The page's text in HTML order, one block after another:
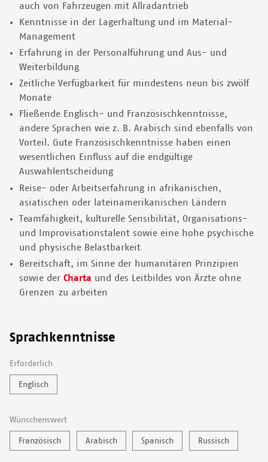
auch von Fahrzeugen mit Allradantrieb
Kenntnisse in der Lagerhaltung und im Material-
Management
Erfahrung in der Personalführung und Aus- und
Weiterbildung
Zeitliche Verfügbarkeit für mindestens neun bis zwölf
Monate
Fließende Englisch- und Französischkenntnisse,
andere Sprachen wie z. B. Arabisch sind ebenfalls von
Vorteil. Gute Französischkenntnisse haben einen
wesentlichen Einfluss auf die endgültige
Auswahlentscheidung
Reise- oder Arbeitserfahrung in afrikanischen,
asiatischen oder lateinamerikanischen Ländern
Teamfähigkeit, kulturelle Sensibilität, Organisations-
und Improvisationstalent sowie eine hohe psychische
und physische Belastbarkeit
Bereitschaft, im Sinne der humanitären Prinzipien
sowie der Charta und des Leitbildes von Ärzte ohne
Grenzen zu arbeiten
Sprachkenntnisse
Erforderlich
Englisch
Wünschenswert
Französisch Arabisch Spanisch Russisch